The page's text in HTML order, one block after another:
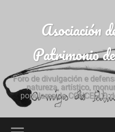
Asociación
Patrimonio
Foro de divulgación e
natureza, artístico,
populares do CONCELLO